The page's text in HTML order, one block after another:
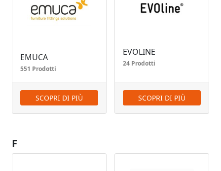
EMUCA
551 Prodotti
SCOPRI DI PIÙ
EVOLINE
24 Prodotti
SCOPRI DI PIÙ
F